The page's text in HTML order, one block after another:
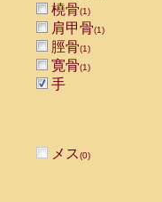
橈骨(1)
肩甲骨(1)
脛骨(1)
寛骨(1)
手
メス(0)